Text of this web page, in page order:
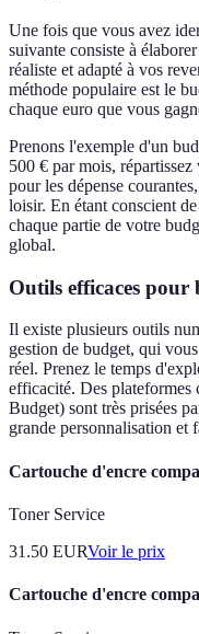
Une fois que vous avez
suivante consiste à
réaliste et adapté à vos
méthode populaire est le
chaque euro que vous
Prenons l'exemple d'un
500 € par mois,
pour les dépense
loisir. En étant conscient
chaque partie de votre
global.
Outils efficaces pour
Il existe plusieurs outils
gestion de budget, qui
réel. Prenez le temps
efficacité. Des plateformes
Budget) sont très prisées
grande personnalisation et
Cartouche d'encre
Toner Service
31.50 EURVoir le prix
Cartouche d'encre